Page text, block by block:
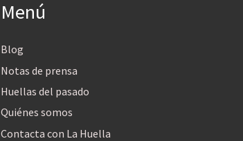
Menú
Blog
Notas de prensa
Huellas del pasado
Quiénes somos
Contacta con La Huella